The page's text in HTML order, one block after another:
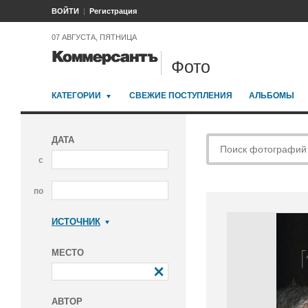
ВОЙТИ Регистрация
07 АВГУСТА, ПЯТНИЦА
Фото
КАТЕГОРИИ СВЕЖИЕ ПОСТУПЛЕНИЯ АЛЬБОМЫ
ДАТА
с
по
ИСТОЧНИК
МЕСТО
АВТОР